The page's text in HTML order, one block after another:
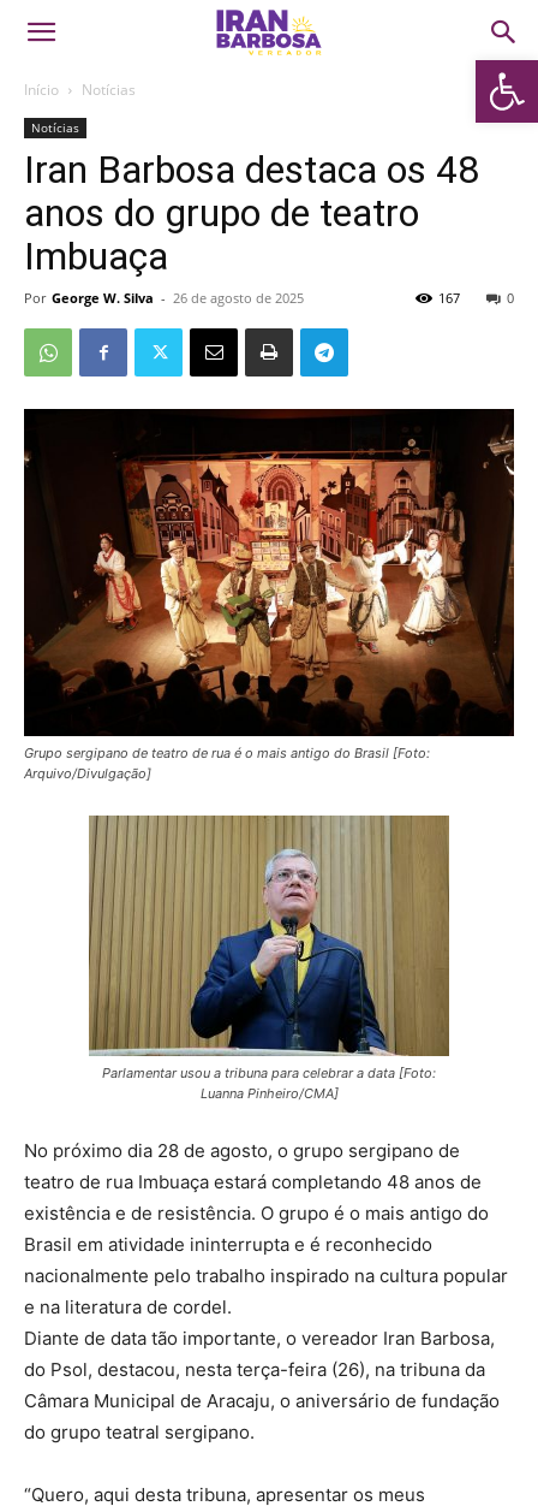
Abrir
Início Notícias
Notícias
Iran Barbosa destaca os 48
anos do grupo de teatro
Imbuaça
Por George W. Silva - 26 de agosto de 2025 0
167
Grupo sergipano de teatro de rua é o mais antigo do Brasil [Foto:
Arquivo/Divulgação]
Parlamentar usou a tribuna para celebrar a data [Foto:
Luanna Pinheiro/CMA]
No próximo dia 28 de agosto, o grupo sergipano de
teatro de rua Imbuaça estará completando 48 anos de
existência e de resistência. O grupo é o mais antigo do
Brasil em atividade ininterrupta e é reconhecido
nacionalmente pelo trabalho inspirado na cultura popular
e na literatura de cordel.
Diante de data tão importante, o vereador Iran Barbosa,
do Psol, destacou, nesta terça-feira (26), na tribuna da
Câmara Municipal de Aracaju, o aniversário de fundação
do grupo teatral sergipano.
“Quero, aqui desta tribuna, apresentar os meus